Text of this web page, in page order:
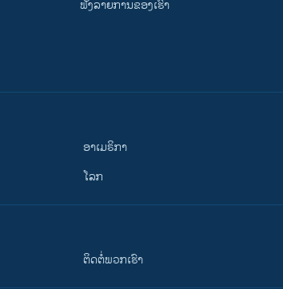
ຟັງລາຍການຂອງເຮົາ
ອາເມຣິກາ
ໂລກ
ຕິດຕໍ່ພວກເຮົາ